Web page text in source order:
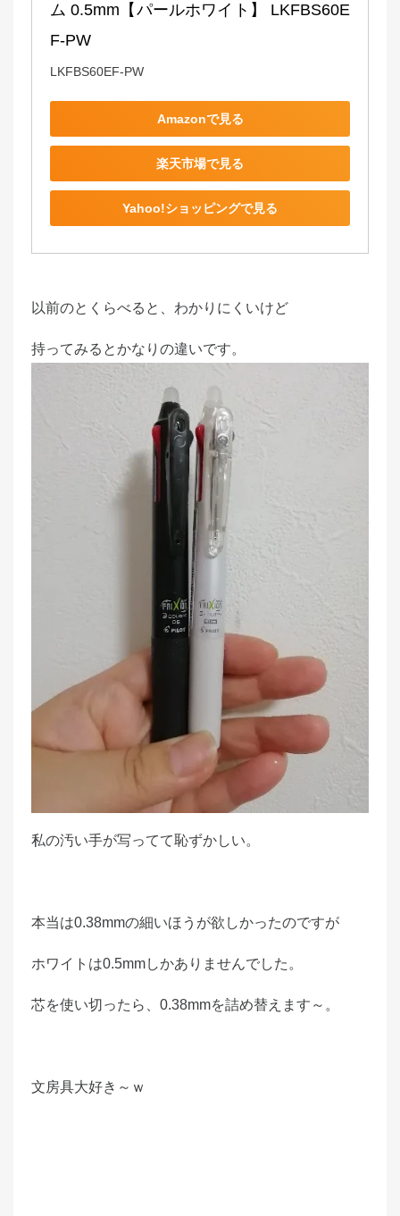
ム 0.5mm【パールホワイト】 LKFBS60E
F-PW
LKFBS60EF-PW
Amazonで見る
楽天市場で見る
Yahoo!ショッピングで見る
以前のとくらべると、わかりにくいけど
持ってみるとかなりの違いです。
私の汚い手が写ってて恥ずかしい。
本当は0.38mmの細いほうが欲しかったのですが
ホワイトは0.5mmしかありませんでした。
芯を使い切ったら、0.38mmを詰め替えます～。
文房具大好き～ｗ